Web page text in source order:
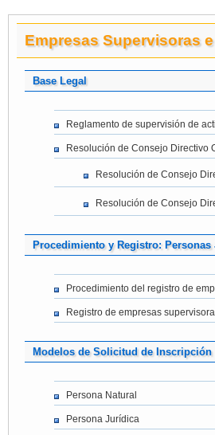
Empresas Supervisoras
Base Legal
Reglamento de supervisión de
Resolución de Consejo Directivo
Resolución de Consejo
Resolución de Consejo
Procedimiento y Registro:
Procedimiento del registro de
Registro de empresas
Modelos de Solicitud de Inscripción
Persona Natural
Persona Jurídica